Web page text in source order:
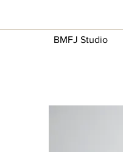
BMFJ Studio